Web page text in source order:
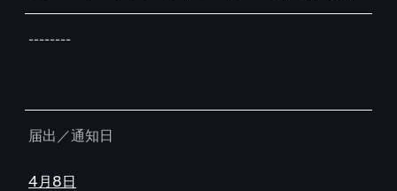
--------
届出／通知日
4月8日